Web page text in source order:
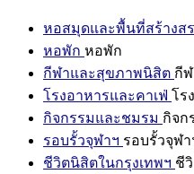
หอสมุดและพื้นที่สร้างส
หอพัก หอพัก
กีฬาและสุขภาพนิสิต กี
โรงอาหารและคาเฟ่ โร
กิจกรรมและชมรม กิจก
รอบรั้วจุฬาฯ รอบรั้วจุฬา
ชีวิตนิสิตในกรุงเทพฯ ชี